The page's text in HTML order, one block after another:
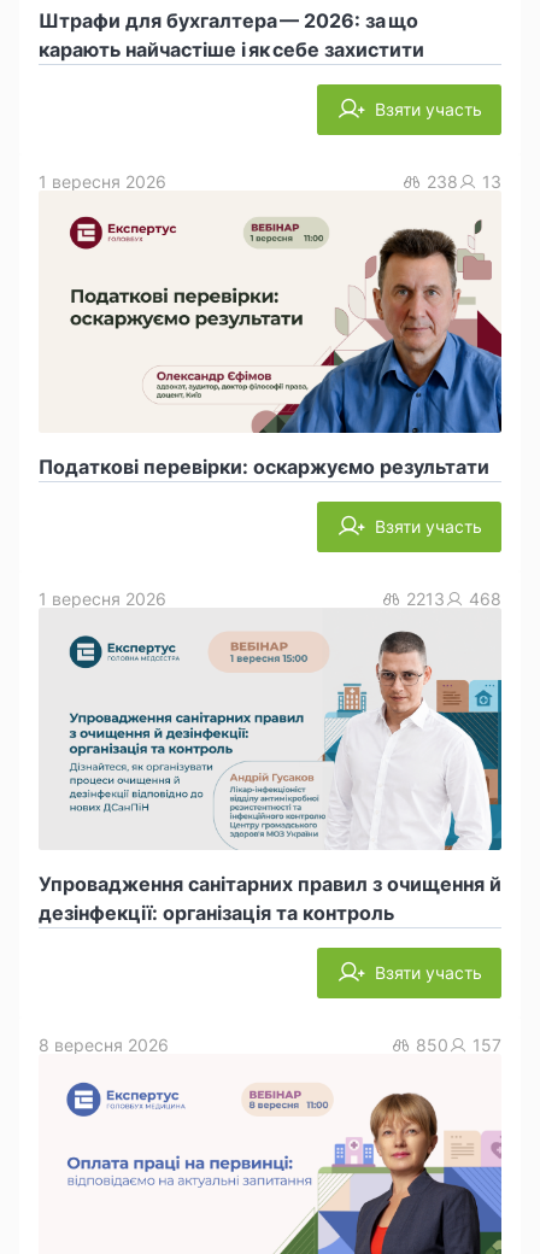
Штрафи для бухгалтера — 2026: за що
карають найчастіше і як себе захистити
Взяти участь
Податкові перевірки: оскаржуємо результати
1 вересня 2026 238 13
Взяти участь
Упровадження санітарних правил з очищення й
дезінфекції: організація та контроль
1 вересня 2026 2213 468
Взяти участь
8 вересня 2026 850 157